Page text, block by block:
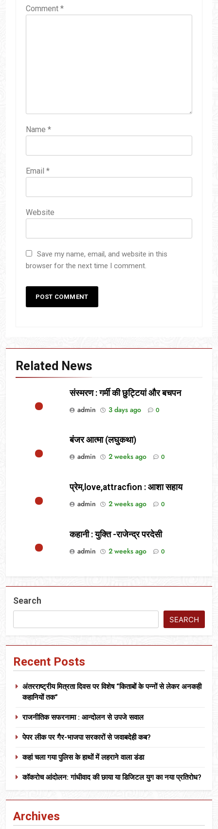
Comment *
Name *
Email *
Website
Save my name, email, and website in this
browser for the next time I comment.
Related News
संस्मरण : गर्मी की छुट्टियां और बचपन
admin
3 days ago 0
बंजर आत्मा (लघुकथा)
admin
2 weeks ago 0
प्रेम,love,attracfion : आशा सहाय
admin
2 weeks ago 0
कहानी : युक्ति -राजेन्द्र परदेसी
admin
2 weeks ago 0
Search
SEARCH
Recent Posts
अंतरराष्ट्रीय मित्रता दिवस पर विशेष “किताबों के पन्नों से लेकर अनकही
कहानियों तक”
राजनीतिक सफरनामा : आन्दोलन से उपजे सवाल
पेपर लीक पर गैर-भाजपा सरकारों से जवाबदेही कब?
कहां चला गया पुलिस के हाथों में लहराने वाला डंडा
कॉकरोच आंदोलन: गांधीवाद की छाया या डिजिटल युग का नया प्रतिरोध?
Archives